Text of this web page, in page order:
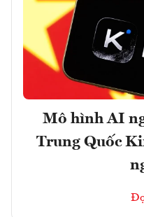
Mô hình AI
Trung Quốc